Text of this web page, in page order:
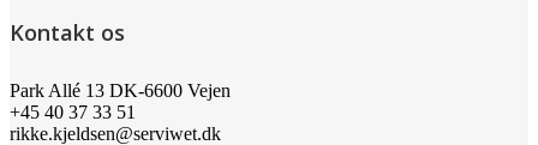
Kontakt os
Park Allé 13 DK-6600 Vejen
+45 40 37 33 51
rikke.kjeldsen@serviwet.dk